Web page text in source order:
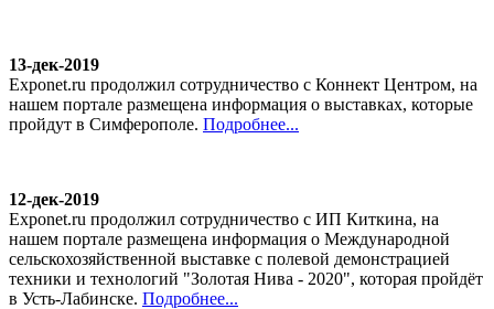
13-дек-2019
Exponet.ru продолжил сотрудничество с Коннект Центром, на
нашем портале размещена информация о выставках, которые
пройдут в Симферополе. Подробнее...
12-дек-2019
Exponet.ru продолжил сотрудничество с ИП Киткина, на
нашем портале размещена информация о Международной
сельскохозяйственной выставке с полевой демонстрацией
техники и технологий "Золотая Нива - 2020", которая пройдёт
в Усть-Лабинске. Подробнее...